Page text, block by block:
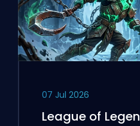
07 Jul 2026
League of